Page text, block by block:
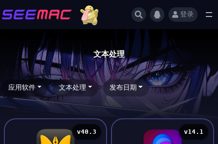
登录
文本处理
应用软件 文本处理 发布日期
v40.3 v14.1